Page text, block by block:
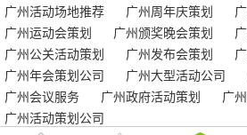
广州活动场地推荐 广州周年庆策划
广州运动会策划
广州颁奖晚会策划
广州公关活动策划
广州发布会策划
广州年会策划公司
广州大型活动公司
广州会议服务
广州政府活动策划
广
广州活动策划公司